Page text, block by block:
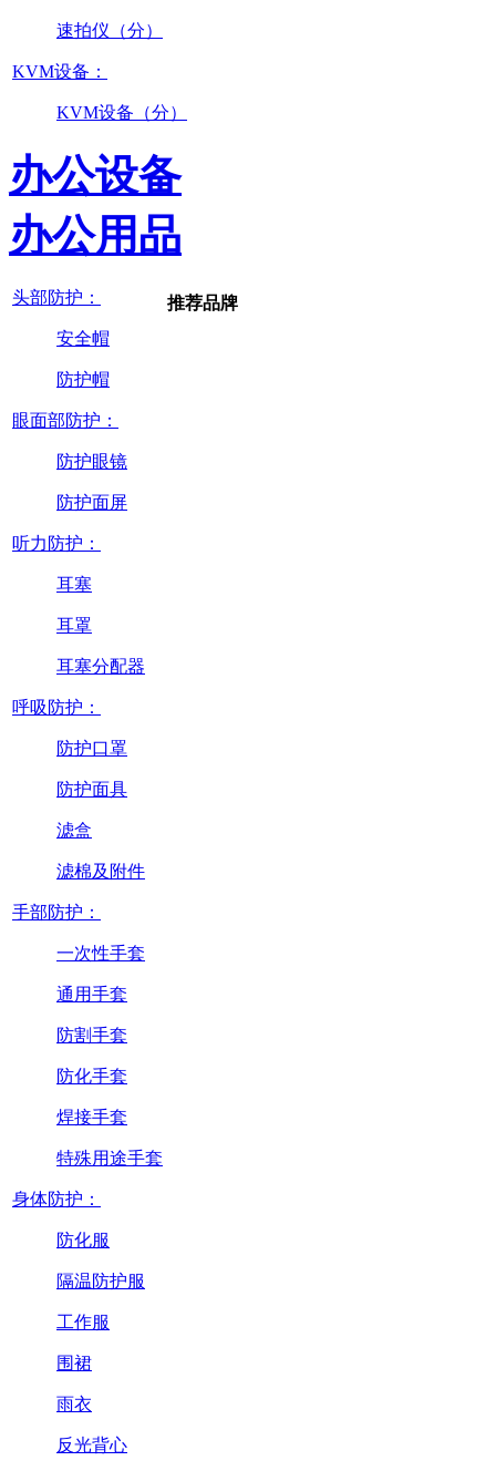
速拍仪（分）
KVM设备：
KVM设备（分）
办公设备
办公用品
头部防护：
安全帽
防护帽
眼面部防护：
防护眼镜
防护面屏
听力防护：
耳塞
耳罩
耳塞分配器
呼吸防护：
防护口罩
防护面具
滤盒
滤棉及附件
手部防护：
一次性手套
通用手套
防割手套
防化手套
焊接手套
特殊用途手套
身体防护：
防化服
隔温防护服
工作服
围裙
雨衣
反光背心
推荐品牌